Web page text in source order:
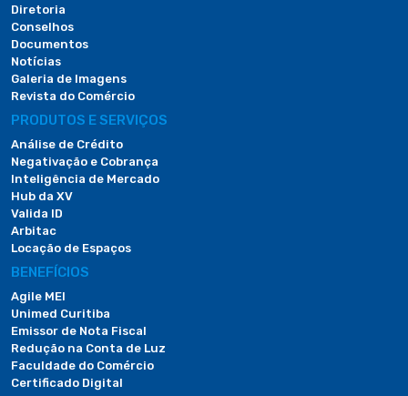
Diretoria
Conselhos
Documentos
Notícias
Galeria de Imagens
Revista do Comércio
PRODUTOS E SERVIÇOS
Análise de Crédito
Negativação e Cobrança
Inteligência de Mercado
Hub da XV
Valida ID
Arbitac
Locação de Espaços
BENEFÍCIOS
Agile MEI
Unimed Curitiba
Emissor de Nota Fiscal
Redução na Conta de Luz
Faculdade do Comércio
Certificado Digital